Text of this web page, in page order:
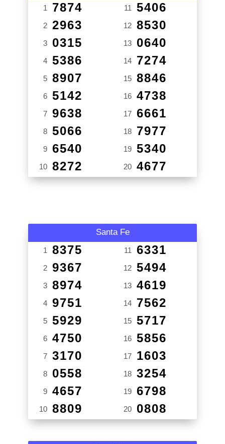
1 7874
2 2963
3 0315
4 5386
5 8907
6 5142
7 9638
8 5066
9 6540
10 8272
11 5406
12 8530
13 0640
14 7274
15 8846
16 4738
17 6661
18 7977
19 5340
20 4677
Santa Fe
1 8375
2 9367
3 8974
4 9751
5 5929
6 4750
7 3170
8 0558
9 4657
10 8809
11 6331
12 5494
13 4619
14 7562
15 5717
16 5856
17 1603
18 3254
19 6798
20 0808